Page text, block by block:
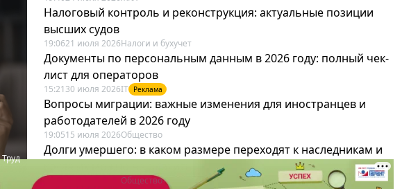
Труд
Налоговый контроль и реконструкция: актуальные позиции
высших судов
19:0621 июля 2026Налоги и бухучет
Документы по персональным данным в 2026 году: полный чек-
лист для операторов
15:21 30 июля 2026IT Реклама
Вопросы миграции: важные изменения для иностранцев и
работодателей в 2026 году
19:0515 июля 2026Общество
Долги умершего: в каком размере переходят к наследникам и
19:43 Общество